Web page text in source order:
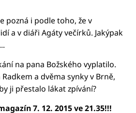
pozná i podle toho, že v
a v diáři Agáty večírků. Jakýpak
na pana Božského vyplatilo.
a dvěma synky v Brně,
ji přestalo lákat zpívání?
7. 12. 2015 ve 21.35!!!